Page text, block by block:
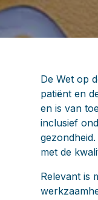
De Wet op
patiënt en
en is van
inclusief
met de
Relevant is